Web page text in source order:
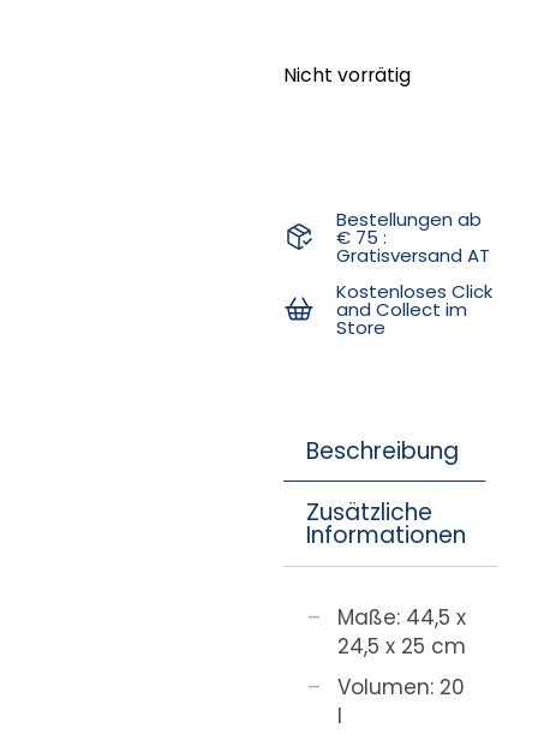
Nicht vorrätig
Bestellungen ab
€ 75 :
Gratisversand AT
Kostenloses Click
and Collect im
Store
Beschreibung
Zusätzliche
Informationen
Maße: 44,5 x
24,5 x 25 cm
Volumen: 20
l